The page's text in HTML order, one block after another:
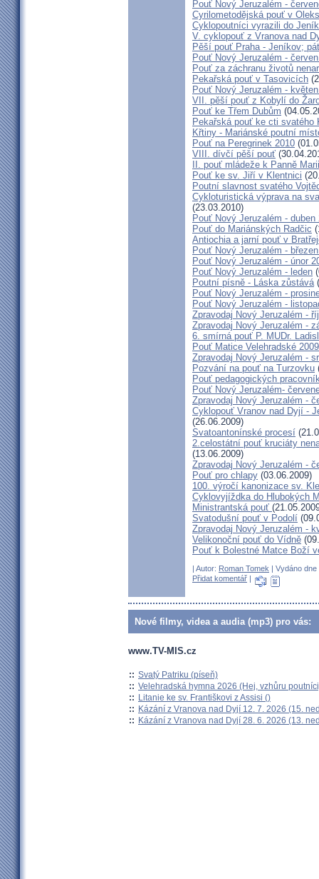
Pouť Nový Jeruzalém -
Cyrilometodějská pouť v
Cyklopoutníci vyrazili do
V. cyklopouť z Vranova nad
Pěší pouť Praha - Jeníkov;
Pouť Nový Jeruzalém -
Pouť za záchranu životů
Pekařská pouť v Tasovicích
Pouť Nový Jeruzalém -
VII. pěší pouť z Kobylí do
Pouť ke Třem Dubům
Pekařská pouť ke cti svatého
Křtiny - Mariánské poutní
Pouť na Peregrinek 2010
VIII. dívčí pěší pouť
II. pouť mládeže k Panně
Pouť ke sv. Jiří v Klentnici
Poutní slavnost svatého
Cykloturistická výprava na
(23.03.2010)
Pouť Nový Jeruzalém - duben
Pouť do Mariánských Radčic
Antiochia a jarní pouť v
Pouť Nový Jeruzalém -
Pouť Nový Jeruzalém - únor
Pouť Nový Jeruzalém - leden
Poutní písně - Láska zůstává
Pouť Nový Jeruzalém -
Pouť Nový Jeruzalém -
Zpravodaj Nový Jeruzalém -
Zpravodaj Nový Jeruzalém -
6. smírná pouť P. MUDr.
Pouť Matice Velehradské 2009
Zpravodaj Nový Jeruzalém -
Pozvání na pouť na Turzovku
Pouť pedagogických
Pouť Nový Jeruzalém-
Zpravodaj Nový Jeruzalém -
Cyklopouť Vranov nad Dyjí -
(26.06.2009)
Svatoantonínské procesí
2.celostátní pouť kruciáty
(13.06.2009)
Zpravodaj Nový Jeruzalém -
Pouť pro chlapy (03.06.2009)
100. výročí kanonizace sv.
Cyklovyjíždka do Hlubokých
Ministrantská pouť
Svatodušní pouť v Podolí
Zpravodaj Nový Jeruzalém -
Velikonoční pouť do Vídně
Pouť k Bolestné Matce Boží
| Autor: Roman Tomek | Vydáno
Přidat komentář |
Nové filmy, videa a audia (mp3) pro vás:
www.TV-MIS.cz
:: Svatý Patriku (píseň)
:: Velehradská hymna 2026 (Hej, vzhůru
:: Litanie ke sv. Františkovi z Assisi ()
:: Kázání z Vranova nad Dyjí 12. 7. 2026 (15.
:: Kázání z Vranova nad Dyjí 28. 6. 2026 (13.